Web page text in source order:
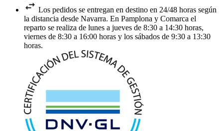
Los pedidos se entregan en destino en 24/48 horas según
la distancia desde Navarra. En Pamplona y Comarca el
reparto se realiza de lunes a jueves de 8:30 a 14:30 horas,
viernes de 8:30 a 16:00 horas y los sábados de 9:30 a 13:30
horas.